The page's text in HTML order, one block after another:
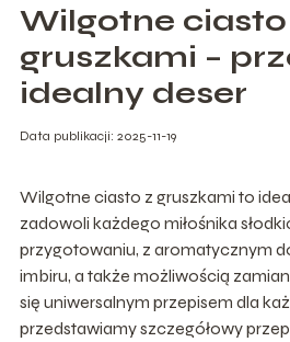
Wilgotne ciasto
gruszkami –
idealny deser
Data publikacji: 2025-11-19
Wilgotne ciasto z gruszkami to
zadowoli każdego miłośnika
przygotowaniu, z aromatycznym
imbiru, a także możliwością
się uniwersalnym przepisem dla
przedstawiamy szczegółowy